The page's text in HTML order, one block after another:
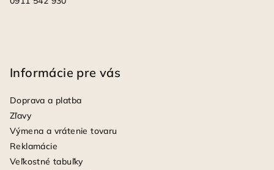
Informácie pre vás
Doprava a platba
Zľavy
Výmena a vrátenie tovaru
Reklamácie
Veľkostné tabuľky